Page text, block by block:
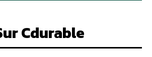
Cdurable